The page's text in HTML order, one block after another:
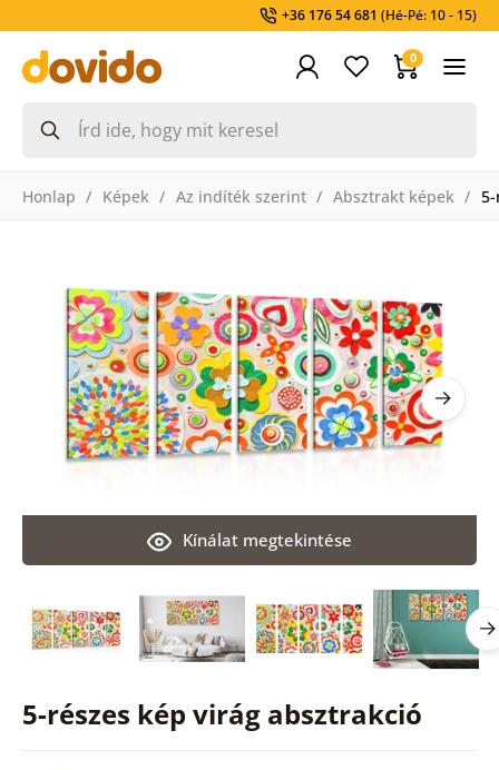
+36 176 54 681 (Hé-Pé: 10 - 15)
0
Honlap Képek Az indíték szerint Absztrakt képek
5-részes kép virág absztrakció
Kínálat megtekintése